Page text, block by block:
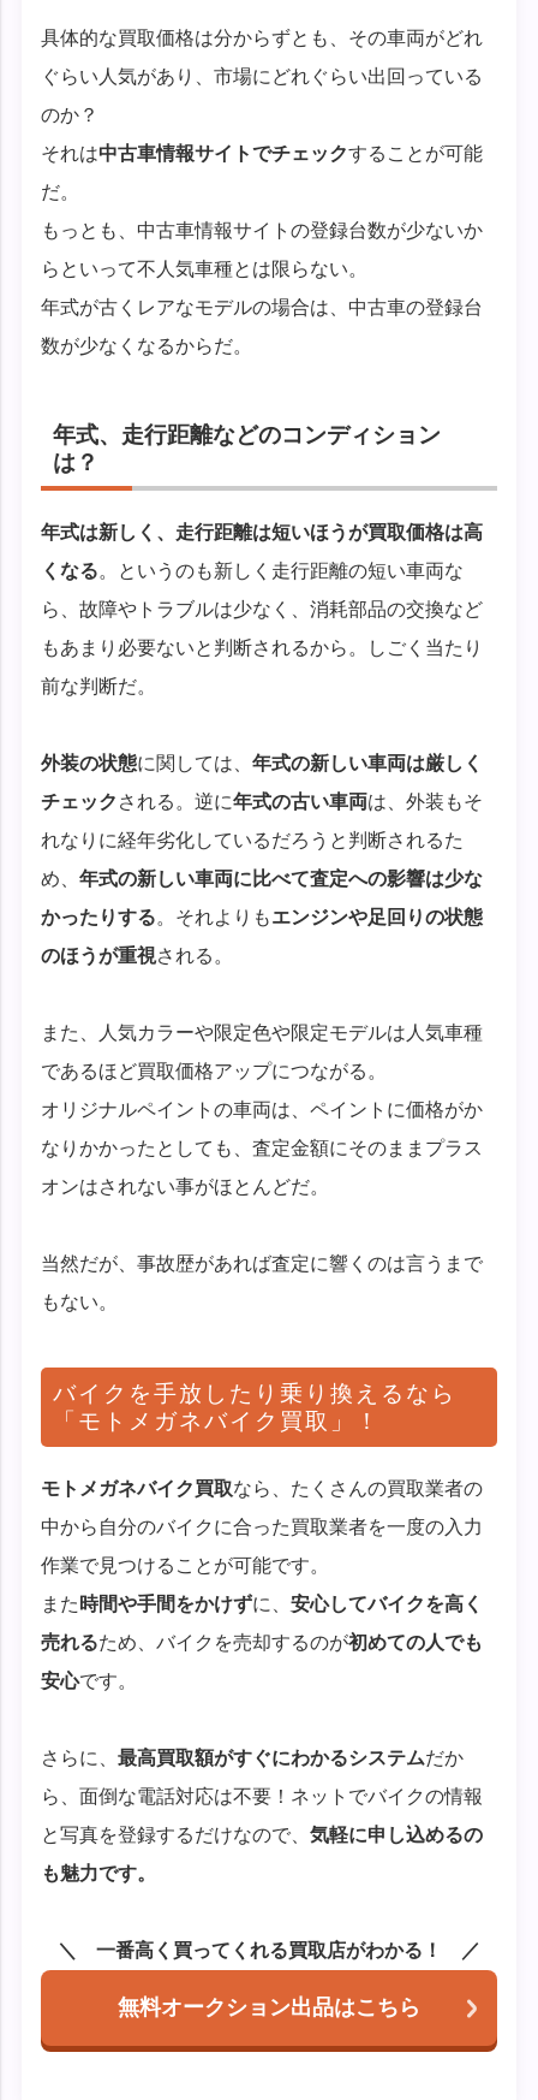
具体的な買取価格は分からずとも、その車両がどれ
ぐらい人気があり、市場にどれぐらい出回っている
のか？
それは中古車情報サイトでチェックすることが可能
だ。
もっとも、中古車情報サイトの登録台数が少ないか
らといって不人気車種とは限らない。
年式が古くレアなモデルの場合は、中古車の登録台
数が少なくなるからだ。
年式、走行距離などのコンディション
は？
年式は新しく、走行距離は短いほうが買取価格は高
くなる。というのも新しく走行距離の短い車両な
ら、故障やトラブルは少なく、消耗部品の交換など
もあまり必要ないと判断されるから。しごく当たり
前な判断だ。
外装の状態に関しては、年式の新しい車両は厳しく
チェック される。逆に年式の古い車両は、外装もそ
れなりに経年劣化しているだろうと判断されるた
め、年式の新しい車両に比べて査定への影響は少な
かったりする。それよりもエンジンや足回りの状態
のほうが重視される。
また、人気カラーや限定色や限定モデルは人気車種
であるほど買取価格アップにつながる。
オリジナルペイントの車両は、ペイントに価格がか
なりかかったとしても、査定金額にそのままプラス
オンはされない事がほとんどだ。
当然だが、事故歴があれば査定に響くのは言うまで
もない。
バイクを手放したり乗り換えるなら
「モトメガネバイク買取」！
モトメガネバイク買取なら、たくさんの買取業者の
中から自分のバイクに合った買取業者を一度の入力
作業で見つけることが可能です。
また 時間や手間をかけずに、安心してバイクを高く
売れるため、バイクを売却するのが初めての人でも
安心です。
さらに、最高買取額がすぐにわかるシステムだか
ら、面倒な電話対応は不要！ネットでバイクの情報
と写真を登録するだけなので、気軽に申し込めるの
も魅力です。
一番高く買ってくれる買取店がわかる！
無料オークション出品はこちら